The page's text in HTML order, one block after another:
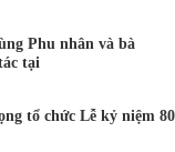
Phu nhân và bà
tại
tổ chức Lễ kỷ niệm 80
/2025